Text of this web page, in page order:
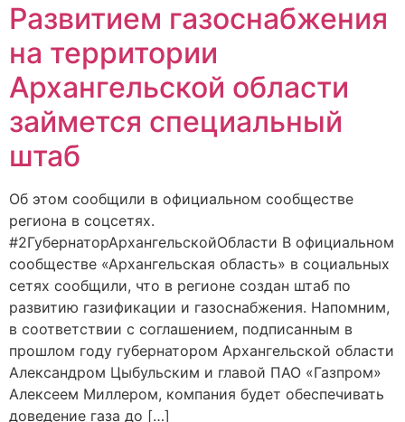
Развитием газоснабжения
на территории
Архангельской области
займется специальный
штаб
Об этом сообщили в официальном сообществе
региона в соцсетях.
#2ГубернаторАрхангельскойОбласти В официальном
сообществе «Архангельская область» в социальных
сетях сообщили, что в регионе создан штаб по
развитию газификации и газоснабжения. Напомним,
в соответствии с соглашением, подписанным в
прошлом году губернатором Архангельской области
Александром Цыбульским и главой ПАО «Газпром»
Алексеем Миллером, компания будет обеспечивать
доведение газа до […]